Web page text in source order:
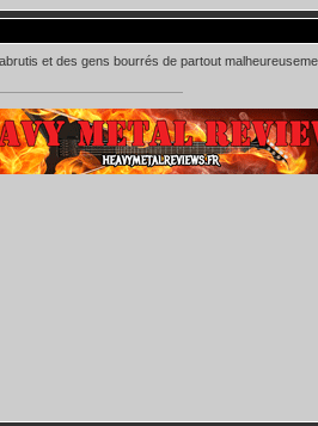
et des gens bourrés de partout